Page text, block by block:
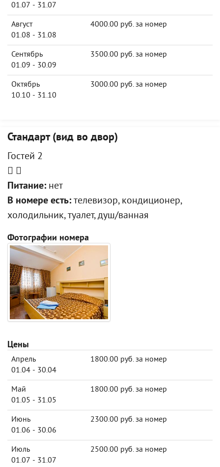
01.07 - 31.07
Август
01.08 - 31.08
4000.00 руб. за номер
Сентябрь
01.09 - 30.09
3500.00 руб. за номер
Октябрь
10.10 - 31.10
3000.00 руб. за номер
Стандарт (вид во двор)
Гостей 2
Питание: нет
В номере есть: телевизор, кондиционер,
холодильник, туалет, душ/ванная
Фотографии номера
Цены
Апрель
01.04 - 30.04
1800.00 руб. за номер
Май
01.05 - 31.05
1800.00 руб. за номер
Июнь
01.06 - 30.06
2300.00 руб. за номер
Июль
01.07 - 31.07
2500.00 руб. за номер